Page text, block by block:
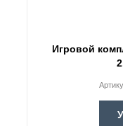
Игровой